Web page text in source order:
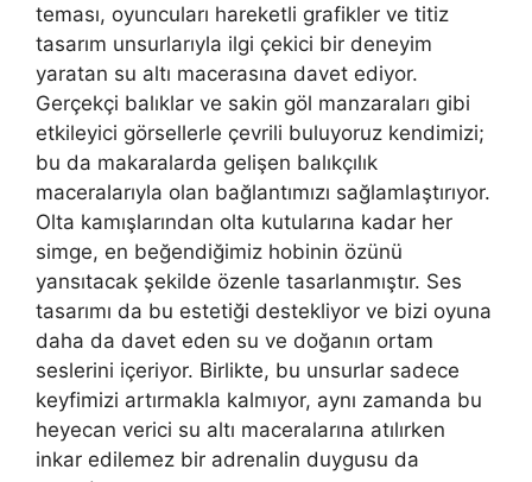
teması, oyuncuları hareketli grafikler ve titiz
tasarım unsurlarıyla ilgi çekici bir deneyim
yaratan su altı macerasına davet ediyor.
Gerçekçi balıklar ve sakin göl manzaraları gibi
etkileyici görsellerle çevrili buluyoruz kendimizi;
bu da makaralarda gelişen balıkçılık
maceralarıyla olan bağlantımızı sağlamlaştırıyor.
Olta kamışlarından olta kutularına kadar her
simge, en beğendiğimiz hobinin özünü
yansıtacak şekilde özenle tasarlanmıştır. Ses
tasarımı da bu estetiği destekliyor ve bizi oyuna
daha da davet eden su ve doğanın ortam
seslerini içeriyor. Birlikte, bu unsurlar sadece
keyfimizi artırmakla kalmıyor, aynı zamanda bu
heyecan verici su altı maceralarına atılırken
inkar edilemez bir adrenalin duygusu da